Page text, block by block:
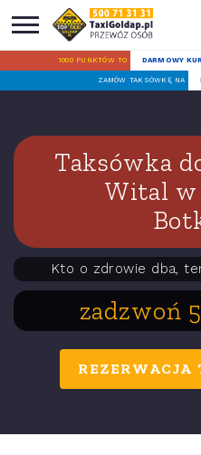
1000 PUNKTÓW TO DARMOWY
ZAMÓW TAKSÓWKĘ NA
Taksówka
Wital w
Kto o zdrowie dba,
zadzwoń